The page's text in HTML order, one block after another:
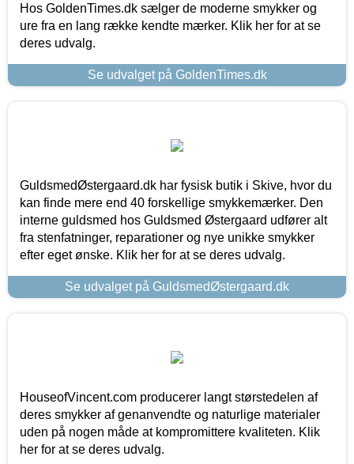
Hos GoldenTimes.dk sælger de moderne smykker og
ure fra en lang række kendte mærker. Klik her for at se
deres udvalg.
Se udvalget på GoldenTimes.dk
GuldsmedØstergaard.dk har fysisk butik i Skive, hvor du
kan finde mere end 40 forskellige smykkemærker. Den
interne guldsmed hos Guldsmed Østergaard udfører alt
fra stenfatninger, reparationer og nye unikke smykker
efter eget ønske. Klik her for at se deres udvalg.
Se udvalget på GuldsmedØstergaard.dk
HouseofVincent.com producerer langt størstedelen af
deres smykker af genanvendte og naturlige materialer
uden på nogen måde at kompromittere kvaliteten. Klik
her for at se deres udvalg.